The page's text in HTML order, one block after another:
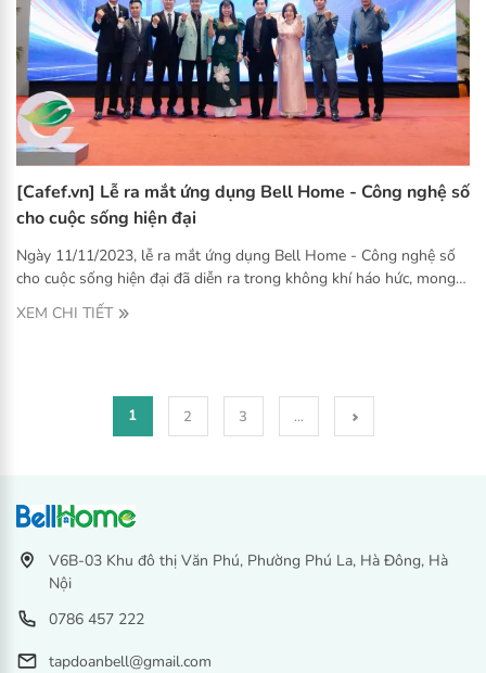
[Cafef.vn] Lễ ra mắt ứng dụng Bell Home - Công nghệ số
cho cuộc sống hiện đại
Ngày 11/11/2023, lễ ra mắt ứng dụng Bell Home - Công nghệ số
cho cuộc sống hiện đại đã diễn ra trong không khí háo hức, mong
chờ của hơn 300 tổng kho cũng như hàng nghìn nhà phân phối
online tại Trung tâm Hội nghị Quốc Gia.
XEM CHI TIẾT
1 2 3 ...
V6B-03 Khu đô thị Văn Phú, Phường Phú La, Hà Đông, Hà
Nội
0786 457 222
tapdoanbell@gmail.com